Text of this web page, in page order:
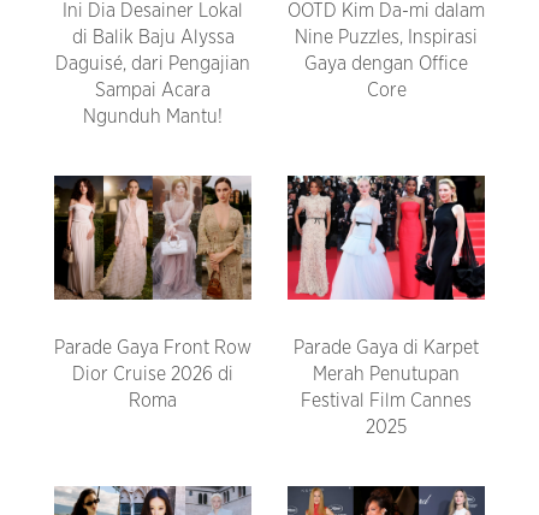
Ini Dia Desainer Lokal
di Balik Baju Alyssa
Daguisé, dari Pengajian
Sampai Acara
Ngunduh Mantu!
OOTD Kim Da-mi dalam
Nine Puzzles, Inspirasi
Gaya dengan Office
Core
Parade Gaya Front Row
Dior Cruise 2026 di
Roma
Parade Gaya di Karpet
Merah Penutupan
Festival Film Cannes
2025